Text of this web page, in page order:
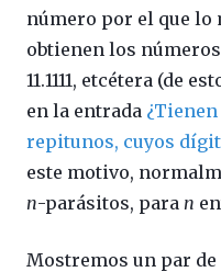
número por el que lo
obtienen los números
11.1111, etcétera (de
en la entrada
repitunos, cuyos
este motivo,
n-parásitos, para n
Mostremos un par